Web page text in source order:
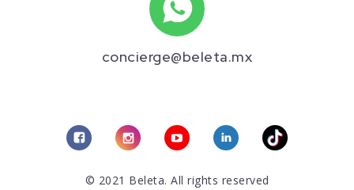
concierge@beleta.mx
© 2021 Beleta. All rights reserved